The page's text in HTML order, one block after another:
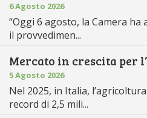
6 Agosto 2026
“Oggi 6 agosto, la Camera
il provvedimen...
Mercato in crescita per
5 Agosto 2026
Nel 2025, in Italia,
record di 2,5 mili...